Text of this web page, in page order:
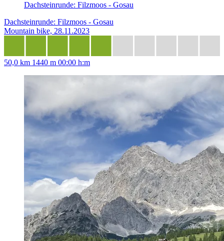
Dachsteinrunde: Filzmoos - Gosau
Dachsteinrunde: Filzmoos - Gosau
Mountain bike, 28.11.2023
50,0 km 1440 m 00:00 h:m